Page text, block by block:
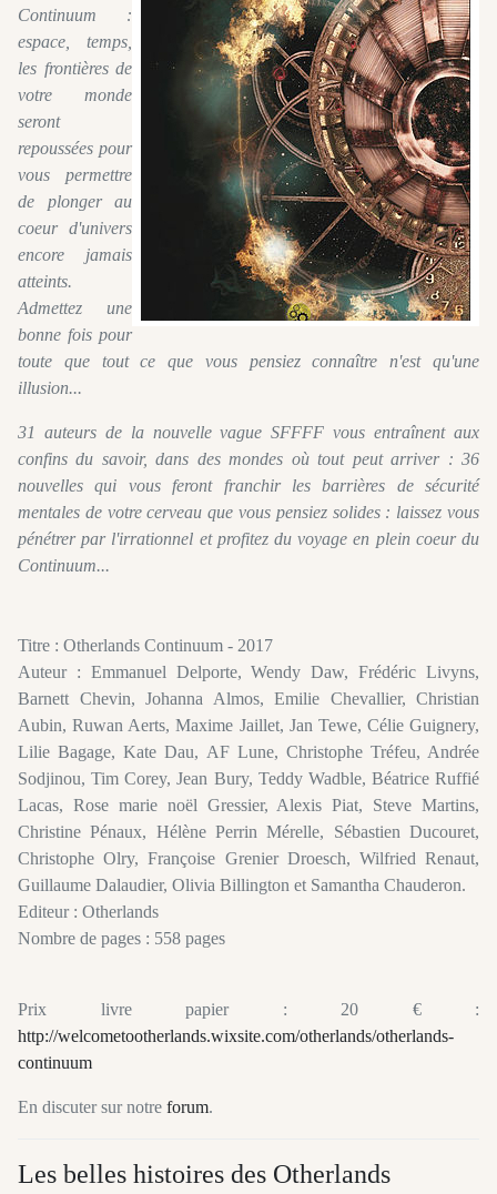
Continuum :
espace, temps,
les frontières de
votre monde
seront
repoussées pour
vous permettre
de plonger au
coeur d'univers
encore jamais
atteints.
Admettez une
bonne fois pour
toute que tout ce que vous pensiez connaître n'est qu'une
illusion...
31 auteurs de la nouvelle vague SFFFF vous entraînent aux
confins du savoir, dans des mondes où tout peut arriver : 36
nouvelles qui vous feront franchir les barrières de sécurité
mentales de votre cerveau que vous pensiez solides : laissez vous
pénétrer par l'irrationnel et profitez du voyage en plein coeur du
Continuum...
Titre : Otherlands Continuum - 2017
Auteur : Emmanuel Delporte, Wendy Daw, Frédéric Livyns,
Barnett Chevin, Johanna Almos, Emilie Chevallier, Christian
Aubin, Ruwan Aerts, Maxime Jaillet, Jan Tewe, Célie Guignery,
Lilie Bagage, Kate Dau, AF Lune, Christophe Tréfeu, Andrée
Sodjinou, Tim Corey, Jean Bury, Teddy Wadble, Béatrice Ruffié
Lacas, Rose marie noël Gressier, Alexis Piat, Steve Martins,
Christine Pénaux, Hélène Perrin Mérelle, Sébastien Ducouret,
Christophe Olry, Françoise Grenier Droesch, Wilfried Renaut,
Guillaume Dalaudier, Olivia Billington et Samantha Chauderon.
Editeur : Otherlands
Nombre de pages : 558 pages
Prix livre papier : 20 € :
http://welcometootherlands.wixsite.com/otherlands/otherlands-
continuum
En discuter sur notre forum.
Les belles histoires des Otherlands